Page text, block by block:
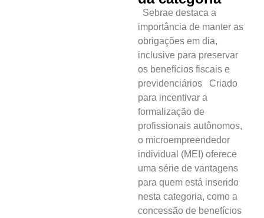
Sebrae destaca a
importância de manter as
obrigações em dia,
inclusive para preservar
os benefícios fiscais e
previdenciários Criado
para incentivar a
formalização de
profissionais autônomos,
o microempreendedor
individual (MEI) oferece
uma série de vantagens
para quem está inserido
nesta categoria, como a
concessão de benefícios